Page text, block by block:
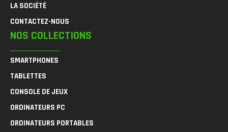
LA SOCIÉTÉ
CONTACTEZ-NOUS
NOS COLLECTIONS
SMARTPHONES
TABLETTES
CONSOLE DE JEUX
ORDINATEURS PC
ORDINATEURS PORTABLES